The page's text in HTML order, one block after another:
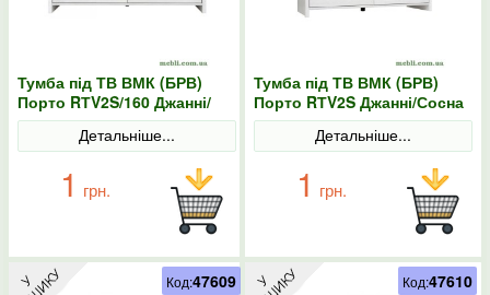
Тумба під ТВ ВМК (БРВ)
Порто RТV2S/160 Джанні/
Сосна ларіко
Детальніше...
1 грн.
Тумба під ТВ ВМК (БРВ)
Порто RТV2S Джанні/Сосна
ларіко
Детальніше...
1 грн.
Код:47609 Код:47610